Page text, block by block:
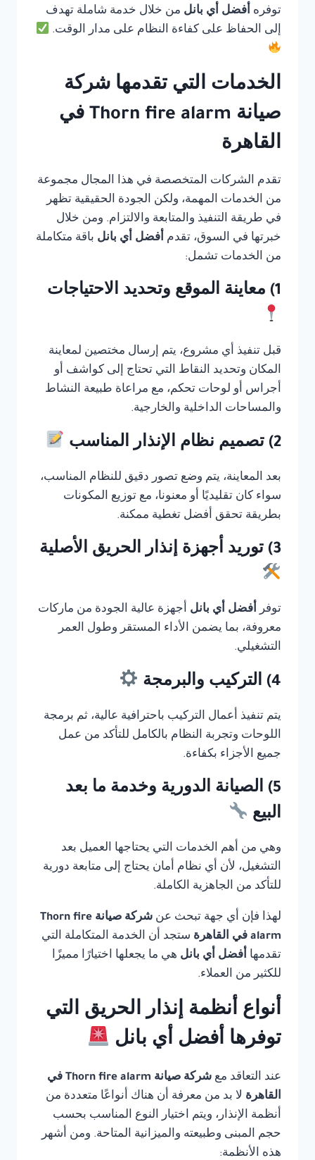
توفره أفضل أي بانل من خلال خدمة شاملة تهدف
إلى الحفاظ على كفاءة النظام على مدار الوقت.
الخدمات التي تقدمها شركة
صيانة Thorn fire alarm في
القاهرة
تقدم الشركات المتخصصة في هذا المجال مجموعة
من الخدمات المهمة، ولكن الجودة الحقيقية تظهر
في طريقة التنفيذ والمتابعة والالتزام. ومن خلال
خبرتها في السوق، تقدم أفضل أي بانل باقة متكاملة
من الخدمات تشمل:
1) معاينة الموقع وتحديد الاحتياجات
قبل تنفيذ أي مشروع، يتم إرسال مختصين لمعاينة
المكان وتحديد النقاط التي تحتاج إلى كواشف أو
أجراس أو لوحات تحكم، مع مراعاة طبيعة النشاط
والمساحات الداخلية والخارجية.
2) تصميم نظام الإنذار المناسب
بعد المعاينة، يتم وضع تصور دقيق للنظام المناسب،
سواء كان تقليديًا أو معنونا، مع توزيع المكونات
بطريقة تحقق أفضل تغطية ممكنة.
3) توريد أجهزة إنذار الحريق الأصلية
توفر أفضل أي بانل أجهزة عالية الجودة من ماركات
معروفة، بما يضمن الأداء المستقر وطول العمر
التشغيلي.
4) التركيب والبرمجة
يتم تنفيذ أعمال التركيب باحترافية عالية، ثم برمجة
اللوحات وتجربة النظام بالكامل للتأكد من عمل
جميع الأجزاء بكفاءة.
5) الصيانة الدورية وخدمة ما بعد
البيع
وهي من أهم الخدمات التي يحتاجها العميل بعد
التشغيل، لأن أي نظام أمان يحتاج إلى متابعة دورية
للتأكد من الجاهزية الكاملة.
لهذا فإن أي جهة تبحث عن
شركة صيانة Thorn fire
alarm في القاهرة
ستجد أن الخدمة المتكاملة التي
تقدمها أفضل أي بانل هي ما يجعلها اختيارًا مميزًا
للكثير من العملاء.
أنواع أنظمة إنذار الحريق التي
توفرها أفضل أي بانل
عند التعاقد مع
شركة صيانة Thorn fire alarm في
القاهرة لا بد من معرفة أن هناك أنواعًا متعددة من
أنظمة الإنذار، ويتم اختيار النوع المناسب بحسب
حجم المبنى وطبيعته والميزانية المتاحة. ومن أشهر
هذه الأنظمة: